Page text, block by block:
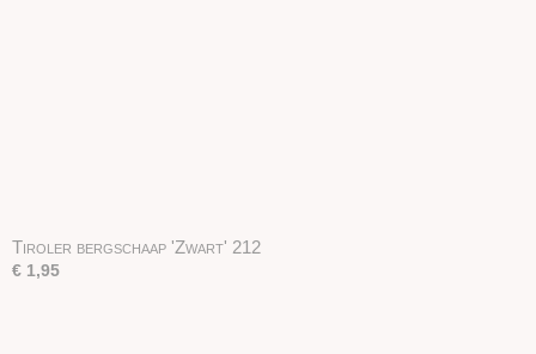
Tiroler bergschaap 'Zwart' 212
€ 1,95